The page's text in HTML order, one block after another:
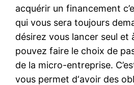
acquérir un financement
qui vous sera toujours
désirez vous lancer seul et
pouvez faire le choix de
de la micro-entreprise.
vous permet d‘avoir des